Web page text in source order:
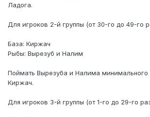
Ладога.
Для игроков 2-й группы (от 30-го до 49-го
База: Киржач
Рыбы: Вырезуб и Налим
Поймать Вырезуба и Налима минимального
Киржач.
Для игроков 3-й группы (от 1-го до 29-го